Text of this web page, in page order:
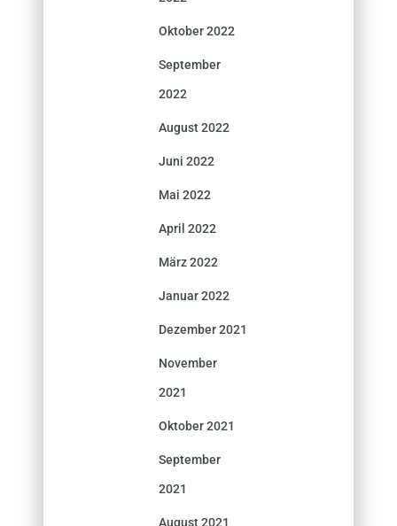
Oktober 2022
September
2022
August 2022
Juni 2022
Mai 2022
April 2022
März 2022
Januar 2022
Dezember 2021
November
2021
Oktober 2021
September
2021
August 2021